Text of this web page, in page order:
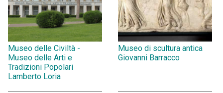
Museo delle Civiltà -
Museo delle Arti e
Tradizioni Popolari
Lamberto Loria
Museo di scultura antica
Giovanni Barracco